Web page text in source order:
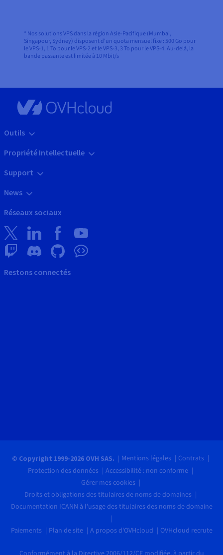
* Nos solutions VPS dans la région Asie-Pacifique (Mumbai,
Singapour, Sydney) disposent d'un quota mensuel fixe : 500 Go pour
le VPS-1, 1 To pour le VPS-2 et le VPS-3, 3 To pour le VPS-4. Au-delà, la
bande passante est limitée à 10 Mbit/s
Outils
Propriété Intellectuelle
Support
News
Réseaux sociaux
Restons connectés
© Copyright 1999-2026 OVH SAS. Mentions légales
Contrats
Protection des données
Accessibilité : non conforme
Gérer mes cookies
Droits et obligations des titulaires de noms de domaines
Documentation ICANN à l'usage des titulaires des noms de domaine
Paiements Plan de site A propos d'OVHcloud OVHcloud recrute